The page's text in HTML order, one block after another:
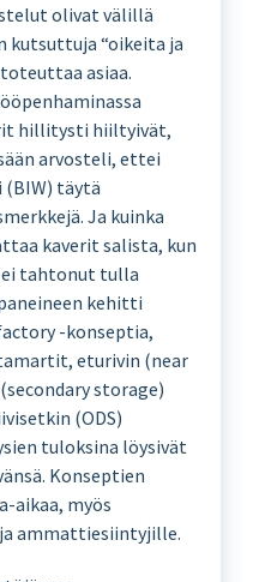
olivat välillä
kutsuttuja “oikeita ja
asiaa.
hillitysti hiiltyivät,
arvosteli, ettei
täytä
Ja kuinka
kaverit salista, kun
tahtonut tulla
kehitti
-konseptia,
eturivin (near
storage)
(ODS)
tuloksina löysivät
Konseptien
aikaa, myös
ammattiesiintyjille.